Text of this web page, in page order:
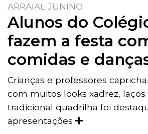
ARRAIAL JUNINO
Alunos do
fazem a festa
comidas e
Crianças e professores
com muitos looks xadrez, laços
tradicional quadrilha foi
apresentações